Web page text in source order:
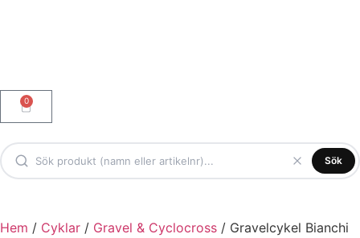
0
Sök
Hem / Cyklar / Gravel & Cyclocross / Gravelcykel Bianchi